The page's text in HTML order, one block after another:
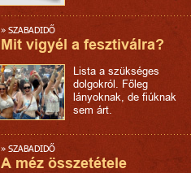
» SZABADIDŐ
Mit vigyél a fesztiválra?
Lista a szükséges
dolgokról. Főleg
lányoknak, de fiúknak
sem árt.
» SZABADIDŐ
A méz összetétele